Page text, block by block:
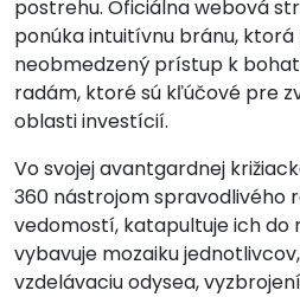
postrehu. Oficiálna webová
ponúka intuitívnu bránu,
neobmedzený prístup k
radám, ktoré sú kľúčové pre
oblasti investícií.
Vo svojej avantgardnej
360 nástrojom spravodlivého
vedomostí, katapultuje ich do
vybavuje mozaiku
vzdelávaciu odysea,